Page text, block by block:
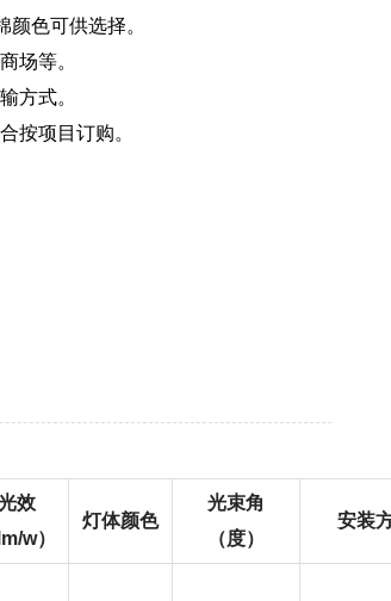
色可供选择。
场等。
方式。
按项目订购。
效
w）
灯体颜色
光束角
（度）
安装